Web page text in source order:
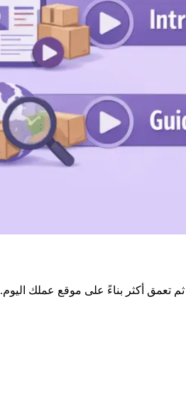
تعمق أكثر بناءً على موقع عملك اليوم.